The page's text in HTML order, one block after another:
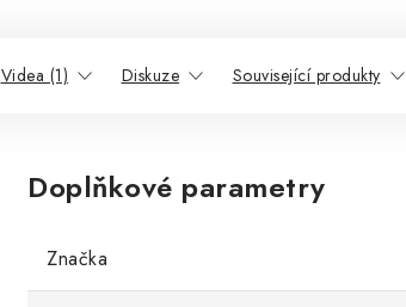
Videa (1) Diskuze Související produkty
Doplňkové parametry
Značka